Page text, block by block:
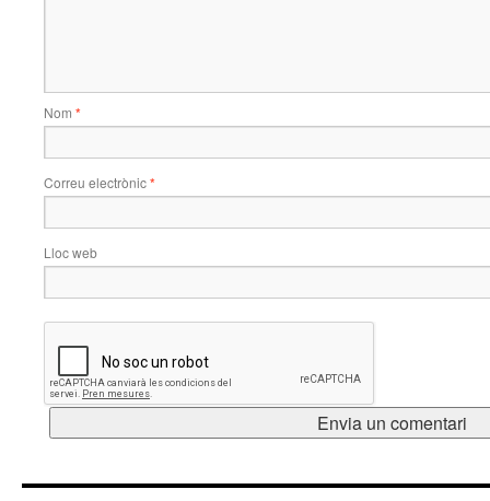
Nom *
Correu electrònic*
Lloc web